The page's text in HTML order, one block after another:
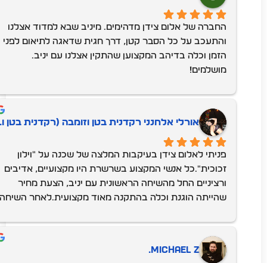
החברה של אלום צידן מדהימים. מיניב שבא למדוד אצלנו
והתעכב על כל הסבר קטן, דרך חגית שדאגה לתיאום לפני
הזמן וכלה בדיהב המקצוען שהתקין אצלנו עם יניב.
מושלמים!
‫אורלי אלחנני רקדנית בטן וזומבה (רקדנית בטן ו.
פניתי לאלום צידן בעיקבות המלצה של שכנה על "וילון
זכוכית".כל אנשי המקצוע בשרשרת היו מקצועיים, אדיבים
ורציניים החל מהשיחה הראשונית עם יניב, הצעת מחיר
שהייתה הוגנת וכלה בהתקנה מאוד מקצועית.לאחר השיחה
אספקה של 3 חודשים. הכל בוצע לפי לוח הזמנים
Michael Z.